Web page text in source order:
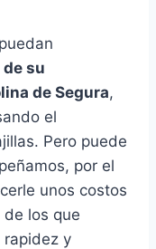
su
de Segura,
el
Pero puede
por el
unos costos
los que
rapidez y